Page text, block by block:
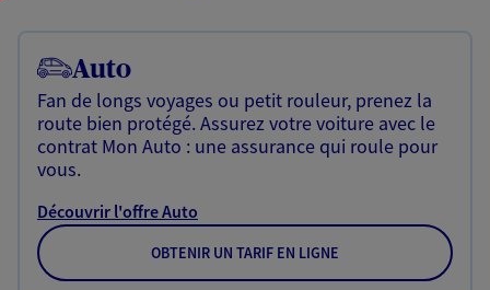
Auto
Fan de longs voyages ou petit rouleur, prenez la
route bien protégé. Assurez votre voiture avec le
contrat Mon Auto : une assurance qui roule pour
vous.
Découvrir l'offre Auto
OBTENIR UN TARIF EN LIGNE